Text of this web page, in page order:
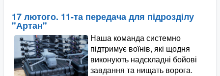
17 лютого. 11-та передача для підрозділу
"Артан"
Наша команда системно
підтримує воїнів, які щодня
виконують надскладні бойові
завдання та нищать ворога.